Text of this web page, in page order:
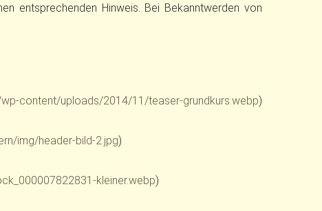
entsprechenden Hinweis. Bei Bekanntwerden von
content/uploads/2014/11/teaser-grundkurs.webp)
img/header-bild-2.jpg)
kleiner.webp)